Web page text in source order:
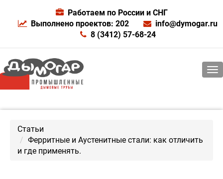
Работаем по России и СНГ
Выполнено проектов: 202
info@dymogar.ru
8 (3412) 57-68-24
Статьи
Ферритные и Аустенитные стали: как отличить
и где применять.